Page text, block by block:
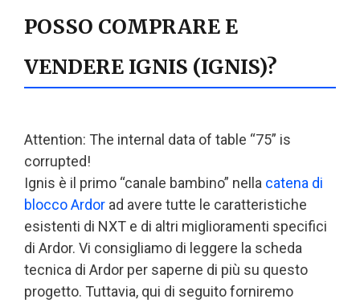
POSSO COMPRARE E
VENDERE IGNIS (IGNIS)?
Attention: The internal data of table “75” is
corrupted!
Ignis è il primo “canale bambino” nella catena di
bloccoArdor ad avere tutte le caratteristiche
esistenti di NXT e di altri miglioramenti specifici
di Ardor. Vi consigliamo di leggere la scheda
tecnica di Ardor per saperne di più su questo
progetto. Tuttavia, qui di seguito forniremo